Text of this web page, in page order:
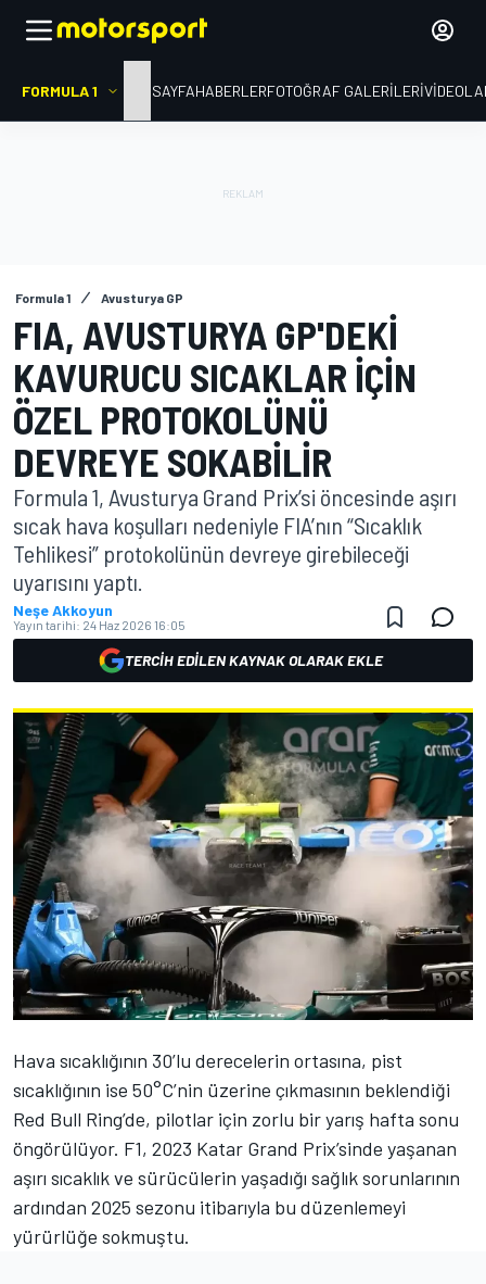
FORMULA 1 ANA SAYFAHABERLERFOTOĞRAF GALERILERI
Formula 1 Avusturya GP
FIA, AVUSTURYA GP'DEKI
KAVURUCU SICAKLAR IÇIN
ÖZEL PROTOKOLÜNÜ
DEVREYE SOKABILIR
Formula 1, Avusturya Grand Prix’si öncesinde aşırı
sıcak hava koşulları nedeniyle FIA’nın “Sıcaklık
Tehlikesi” protokolünün devreye girebileceği
uyarısını yaptı.
Neşe Akkoyun
Yayın tarihi: 24 Haz 2026 16:05
TERCIH EDILEN KAYNAK OLARAK EKLE
Hava sıcaklığının 30’lu derecelerin ortasına, pist
sıcaklığının ise 50°C’nin üzerine çıkmasının beklendiği
Red Bull Ring’de, pilotlar için zorlu bir yarış hafta sonu
öngörülüyor. F1, 2023 Katar Grand Prix’sinde yaşanan
aşırı sıcaklık ve sürücülerin yaşadığı sağlık sorunlarının
ardından 2025 sezonu itibarıyla bu düzenlemeyi
yürürlüğe sokmuştu.